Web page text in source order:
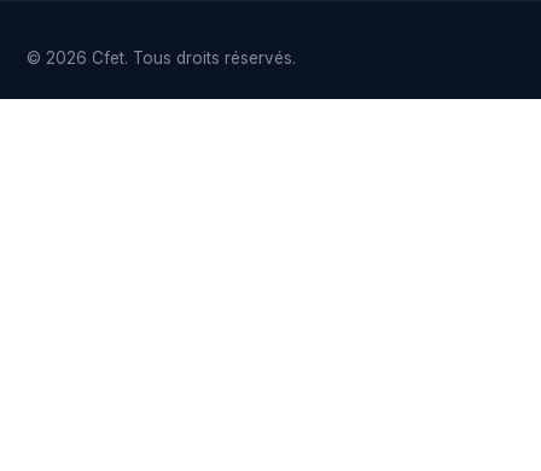
© 2026 Cfet. Tous droits réservés.